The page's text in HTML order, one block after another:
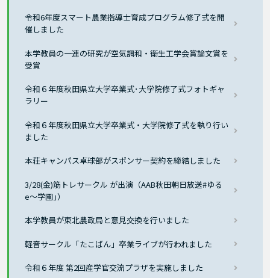
令和6年度スマート農業指導士育成プログラム修了式を開
催しました
本学教員の一連の研究が空気調和・衛生工学会賞論文賞を
受賞
令和６年度秋田県立大学卒業式･大学院修了式フォトギャ
ラリー
令和６年度秋田県立大学卒業式・大学院修了式を執り行い
ました
本荘キャンパス卓球部がスポンサー契約を締結しました
3/28(金)筋トレサークル が出演（AAB秋田朝日放送#ゆる
e〜学園｣）
本学教員が東北農政局と意見交換を行いました
軽音サークル「たこばん」卒業ライブが行われました
令和６年度 第2回産学官交流プラザを実施しました